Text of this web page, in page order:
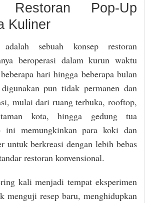
Restoran Pop-Up
Kuliner
sebuah konsep restoran
beroperasi dalam kurun waktu
hari hingga beberapa bulan
pun tidak permanen dan
mulai dari ruang terbuka, rooftop,
kota, hingga gedung tua
ini memungkinkan para koki dan
untuk berkreasi dengan lebih bebas
restoran konvensional.
kali menjadi tempat eksperimen
menguji resep baru, menghidupkan